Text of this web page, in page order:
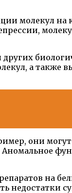
молекул
а также
они могут
на
недостатки